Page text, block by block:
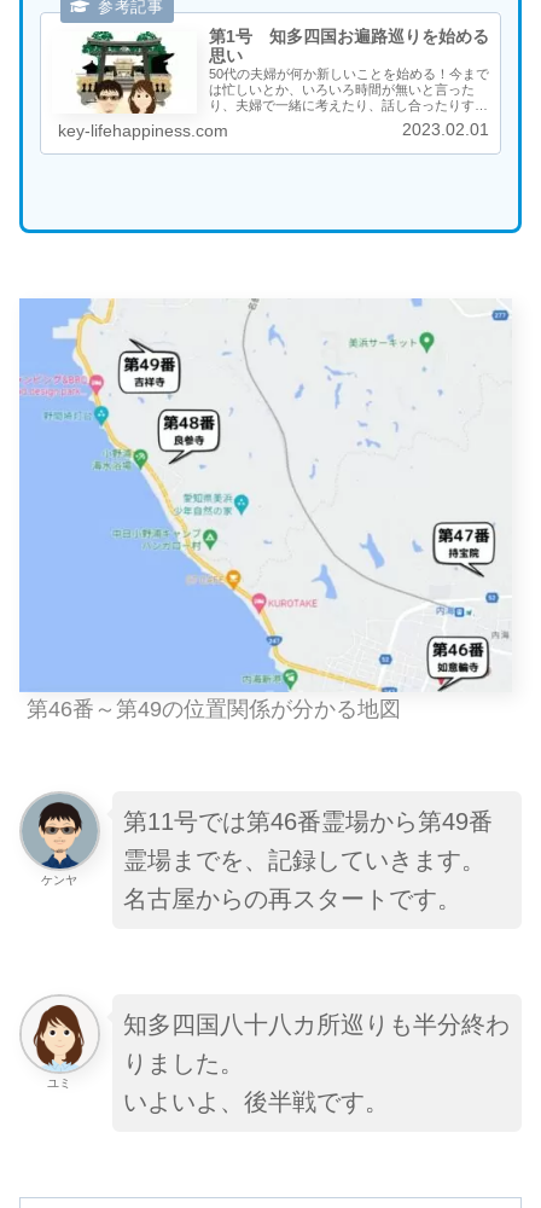
第1号 知多四国お遍路巡りを始める
思い
50代の夫婦が何か新しいことを始める！今まで
は忙しいとか、いろいろ時間が無いと言った
り、夫婦で一緒に考えたり、話し合ったりする
ことを避けていたような気がします。最初は会
話もそれほど多くは無かったのですが、徐々に
会話も増え、笑顔も増え、夢も増えてきまし
key-lifehappiness.com 2023.02.01
第46番～第49の位置関係が分かる地図
ケンヤ
第11号では第46番霊場から第49番
霊場までを、記録していきます。
名古屋からの再スタートです。
ユミ
知多四国八十八カ所巡りも半分終わ
りました。
いよいよ、後半戦です。